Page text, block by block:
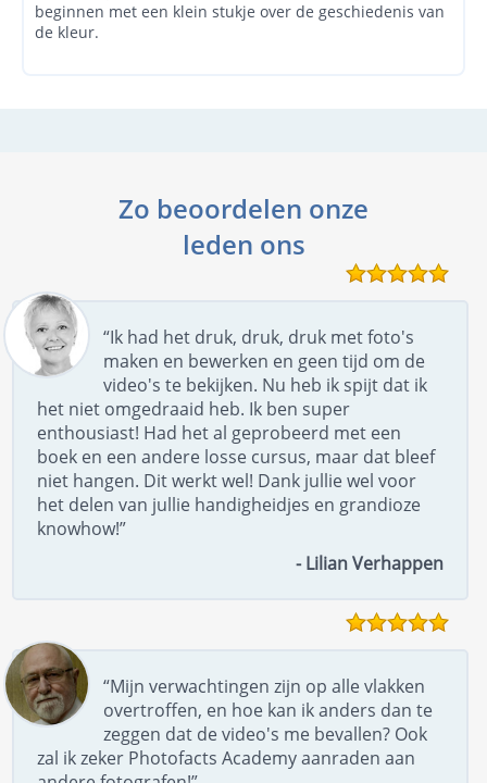
beginnen met een klein stukje over de geschiedenis van
de kleur.
Zo beoordelen onze
leden ons
“Ik had het druk, druk, druk met foto's
maken en bewerken en geen tijd om de
video's te bekijken. Nu heb ik spijt dat ik
het niet omgedraaid heb. Ik ben super
enthousiast! Had het al geprobeerd met een
boek en een andere losse cursus, maar dat bleef
niet hangen. Dit werkt wel! Dank jullie wel voor
het delen van jullie handigheidjes en grandioze
knowhow!”
- Lilian Verhappen
“Mijn verwachtingen zijn op alle vlakken
overtroffen, en hoe kan ik anders dan te
zeggen dat de video's me bevallen? Ook
zal ik zeker Photofacts Academy aanraden aan